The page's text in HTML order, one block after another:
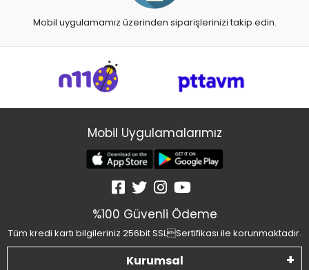
Mobil uygulamamız üzerinden siparişlerinizi takip edin.
Mobil Uygulamalarımız
%100 Güvenli Ödeme
Tüm kredi kartı bilgileriniz 256bit SSLSertifikası ile korunmaktadır.
Kurumsal